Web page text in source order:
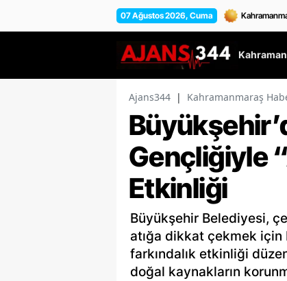
07 Ağustos 2026, Cuma
Ajans344 | Kahramanmaraş
Gençliğiyle
Etkinliği
Büyükşehir Belediyesi,
atığa dikkat çekmek için
farkındalık etkinliği
doğal kaynakların